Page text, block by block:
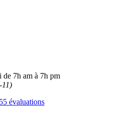
7h am à 7h pm
11)
évaluations